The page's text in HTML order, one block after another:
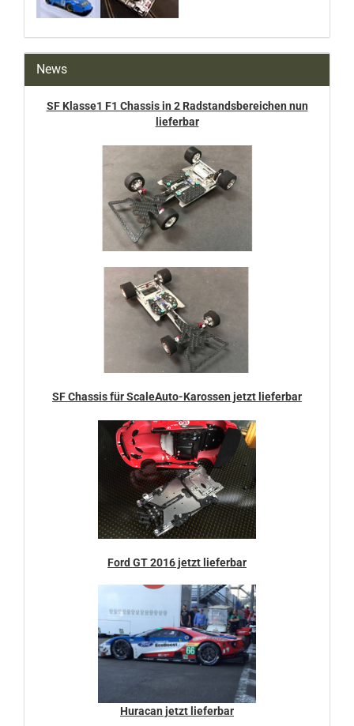
News
SF Klasse1 F1 Chassis in 2 Radstandsbereichen nun
lieferbar
SF Chassis für ScaleAuto-Karossen jetzt lieferbar
Ford GT 2016 jetzt lieferbar
Huracan jetzt lieferbar